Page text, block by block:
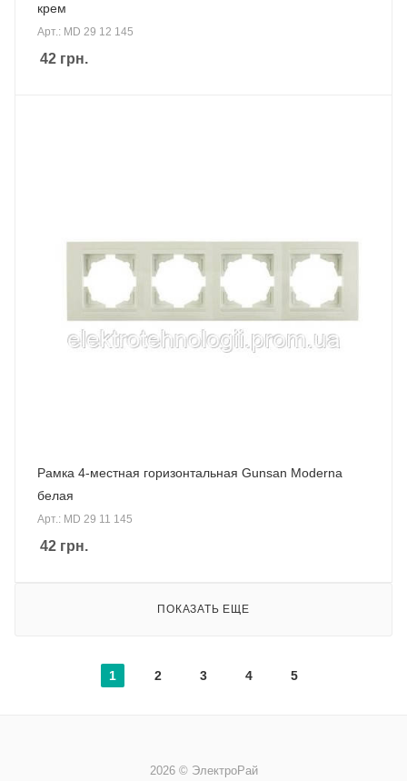
крем
Арт.: MD 29 12 145
42 грн.
Рамка 4-местная горизонтальная Gunsan Moderna
белая
Арт.: MD 29 11 145
42 грн.
ПОКАЗАТЬ ЕЩЕ
1 2 3 4 5
2026 © ЭлектроРай